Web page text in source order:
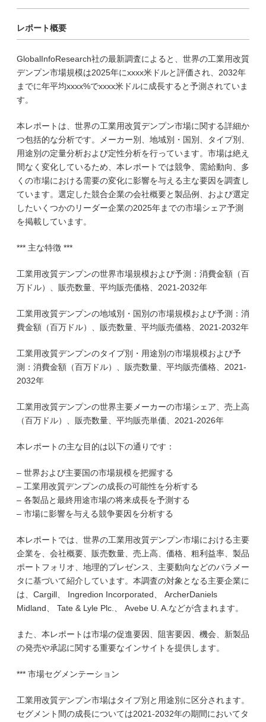
レポート概要
GlobalInfoResearch社の最新調査によると、世界の工業用改質
デンプン市場規模は2025年にxxxx米ドルと評価され、2032年
までに年平均xxxx%でxxxx米ドルに成長すると予測されていま
す。
本レポートは、世界の工業用改質デンプン市場に関する詳細か
つ包括的な分析です。メーカー別、地域別・国別、タイプ別、
用途別の定量分析および定性分析を行っています。市場は絶え
間なく変化しているため、本レポートでは競争、需給動向、多
くの市場における需要の変化に影響を与える主な要因を調査し
ています。選定した競合企業の会社概要と製品例、および選定
したいくつかのリーダー企業の2025年までの市場シェア予測
を掲載しています。
*** 主な特徴 ***
工業用改質デンプンの世界市場規模および予測：消費金額（百
万ドル）、販売数量、平均販売価格、2021-2032年
工業用改質デンプンの地域別・国別の市場規模および予測：消
費金額（百万ドル）、販売数量、平均販売価格、2021-2032年
工業用改質デンプンのタイプ別・用途別の市場規模および予
測：消費金額（百万ドル）、販売数量、平均販売価格、2021-
2032年
工業用改質デンプンの世界主要メーカーの市場シェア、売上高
（百万ドル）、販売数量、平均販売単価、2021-2026年
本レポートの主な目的は以下の通りです：
– 世界および主要国の市場規模を把握する
– 工業用改質デンプンの成長の可能性を分析する
– 各製品と最終用途市場の将来成長を予測する
– 市場に影響を与える競争要因を分析する
本レポートでは、世界の工業用改質デンプン市場における主要
企業を、会社概要、販売数量、売上高、価格、粗利益率、製品
ポートフォリオ、地理的プレゼンス、主要動向などのパラメー
タに基づいて紹介しています。本調査の対象となる主要企業に
は、Cargill、 Ingredion Incorporated、 ArcherDaniels
Midland、 Tate & Lyle Plc.、 Avebe U. A.などが含まれます。
また、本レポートは市場の促進要因、阻害要因、機会、新製品
の発売や承認に関する重要なインサイトを提供します。
*** 市場セグメンテーション
工業用改質デンプン市場はタイプ別と用途別に区分されます。
セグメント間の成長については2021-2032年の期間においてタ